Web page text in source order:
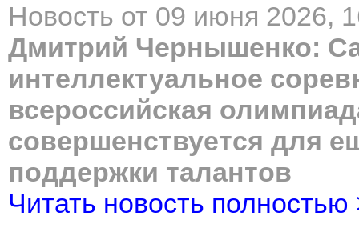
Новость от 09 июня 2026,
Дмитрий Чернышенко:
интеллектуальное
всероссийская
совершенствуется для
поддержки талантов
Читать новость полностью